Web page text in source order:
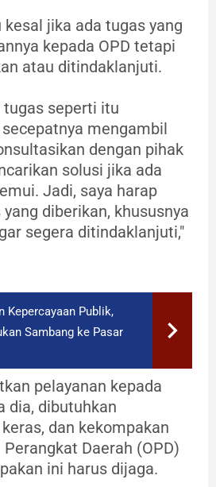
jika ada tugas yang
kepada OPD tetapi
atau ditindaklanjuti.
tugas seperti itu
mengambil
dengan pihak
solusi jika ada
Jadi, saya harap
diberikan, khususnya
segera ditindaklanjuti,"
Kepercayaan Publik,
Sambang ke Pasar
pelayanan kepada
dia, dibutuhkan
dan kekompakan
Daerah (OPD)
ini harus dijaga.